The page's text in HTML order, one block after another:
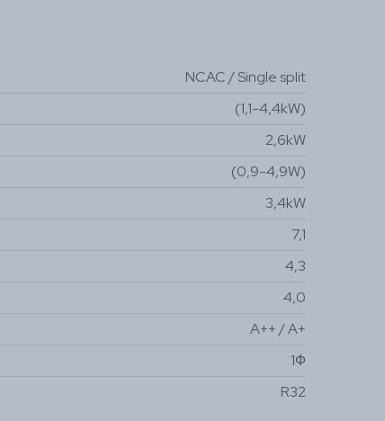
NCAC / Single split
(1,1-4,4kW)
2,6kW
(0,9-4,9W)
3,4kW
7,1
4,3
4,0
A++ / A+
1Ф
R32